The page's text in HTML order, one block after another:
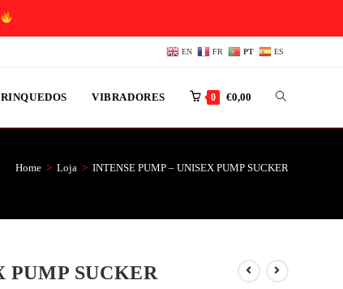
EN FR PT ES
VIBRADORES 0 €0,00
Home > Loja > INTENSE PUMP – UNISEX PUMP SUCKER
PUMP SUCKER